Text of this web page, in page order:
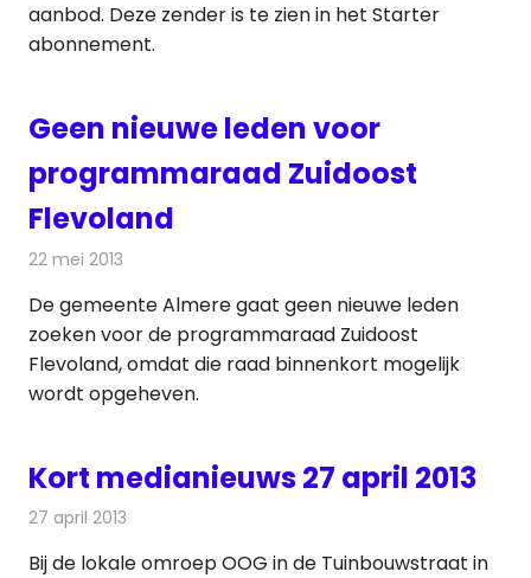
aanbod. Deze zender is te zien in het Starter
abonnement.
Geen nieuwe leden voor
programmaraad Zuidoost
Flevoland
22 mei 2013
De gemeente Almere gaat geen nieuwe leden
zoeken voor de programmaraad Zuidoost
Flevoland, omdat die raad binnenkort mogelijk
wordt opgeheven.
Kort medianieuws 27 april 2013
27 april 2013
Bij de lokale omroep OOG in de Tuinbouwstraat in